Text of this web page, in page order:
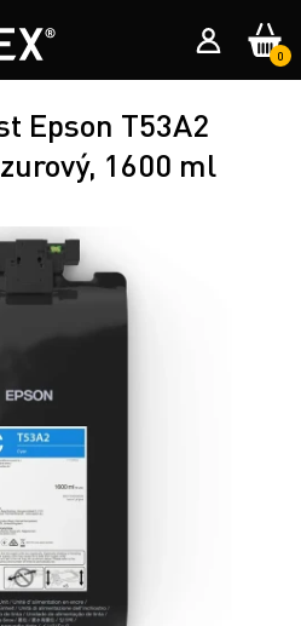
0
Epson T53A2
1600 ml